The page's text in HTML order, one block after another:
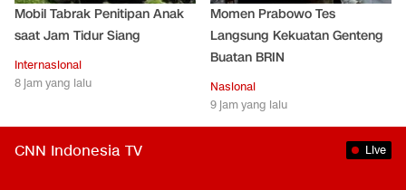
Mobil Tabrak Penitipan Anak
saat Jam Tidur Siang
Internasional
8 jam yang lalu
Momen Prabowo Tes
Langsung Kekuatan Genteng
Buatan BRIN
Nasional
9 jam yang lalu
CNN Indonesia TV Live